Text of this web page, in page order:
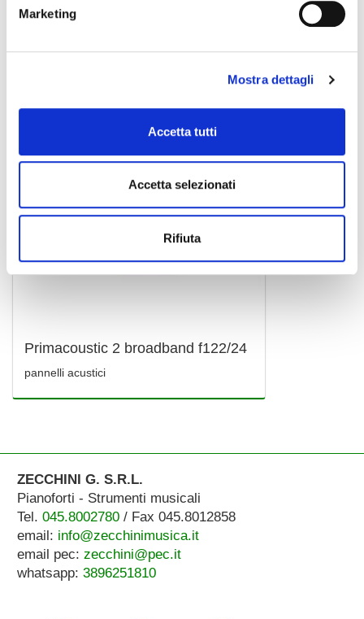
Marketing
Mostra dettagli
Accetta tutti
Accetta selezionati
Rifiuta
Primacoustic 2 broadband f122/24
pannelli acustici
ZECCHINI G. S.R.L.
Pianoforti - Strumenti musicali
Tel. 045.8002780/ Fax 045.8012858
email: info@zecchinimusica.it
email pec: zecchini@pec.it
whatsapp: 3896251810